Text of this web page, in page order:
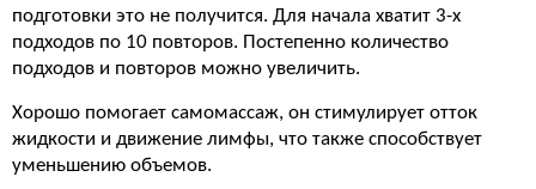
подготовки это не получится. Для начала хватит 3-х
подходов по 10 повторов. Постепенно количество
подходов и повторов можно увеличить.
Хорошо помогает самомассаж, он стимулирует отток
жидкости и движение лимфы, что также способствует
уменьшению объемов.